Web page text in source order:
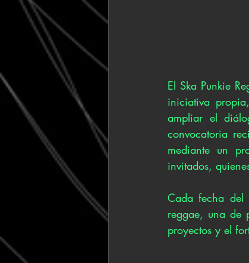
El Ska Punkie
iniciativa
ampliar el
convocatoria
mediante un
invitados,
Cada fecha del
reggae, una de
proyectos y el